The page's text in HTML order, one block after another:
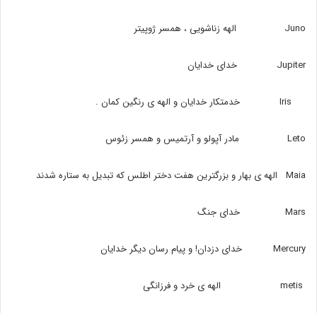
Juno الهه زناشویی ،‌ همسر ژوپیتر
Jupiter خدای خدایان
Leto مادر آپولو و آرتمیس و همسر زئوس
Maia الهه ی بهار و بزرگترین هفت دختر اطلس که تبدیل به ستاره شدند
Mars خدای جنگ
Mercury خدای دزدان! و پیام رسان دیگر خدایان